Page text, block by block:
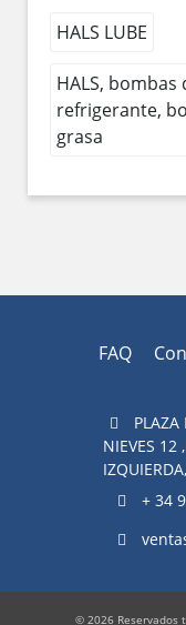
HALS LUBE
HALS,
refrigerante,
grasa
FAQ
PLAZA
NIEVES 12
+ 34
© 2026 Reservados